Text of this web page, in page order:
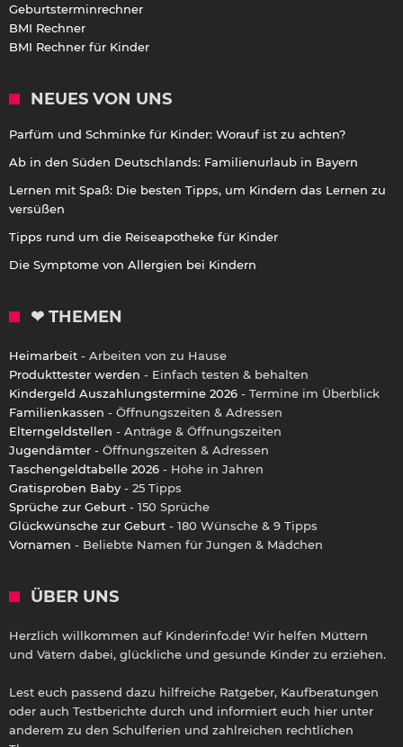
Geburtsterminrechner
BMI Rechner
BMI Rechner für Kinder
NEUES VON UNS
Parfüm und Schminke für Kinder: Worauf ist zu achten?
Ab in den Süden Deutschlands: Familienurlaub in Bayern
Lernen mit Spaß: Die besten Tipps, um Kindern das Lernen zu
versüßen
Tipps rund um die Reiseapotheke für Kinder
Die Symptome von Allergien bei Kindern
❤ THEMEN
Heimarbeit - Arbeiten von zu Hause
Produkttester werden - Einfach testen & behalten
Kindergeld Auszahlungstermine 2026 - Termine im Überblick
Familienkassen - Öffnungszeiten & Adressen
Elterngeldstellen - Anträge & Öffnungszeiten
Jugendämter - Öffnungszeiten & Adressen
Taschengeldtabelle 2026 - Höhe in Jahren
Gratisproben Baby - 25 Tipps
Sprüche zur Geburt - 150 Sprüche
Glückwünsche zur Geburt - 180 Wünsche & 9 Tipps
Vornamen - Beliebte Namen für Jungen & Mädchen
ÜBER UNS
Herzlich willkommen auf Kinderinfo.de! Wir helfen Müttern
und Vätern dabei, glückliche und gesunde Kinder zu erziehen.
Lest euch passend dazu hilfreiche Ratgeber, Kaufberatungen
oder auch Testberichte durch und informiert euch hier unter
anderem zu den Schulferien und zahlreichen rechtlichen